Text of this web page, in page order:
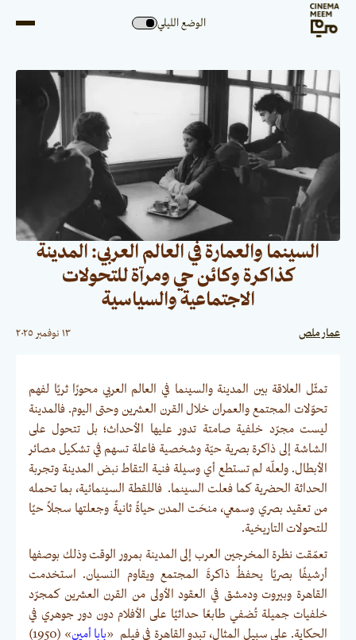
الوضع الليلي
السينما والعمارة في العالم العربي: المدينة
كذاكرة وكائن حي ومرآة للتحولات
الاجتماعية والسياسية
عمار ملص ١٣ نوفمبر ٢٠٢٥
تمثّل العلاقة بين المدينة والسينما في العالم العربي محورًا ثريًا لفهم
تحوّلات المجتمع والعمران خلال القرن العشرين وحتى اليوم. فالمدينة
ليست مجرّد خلفية صامتة تدور عليها الأحداث؛ بل تتحول على
الشاشة إلى ذاكرة بصرية حيّة وشخصية فاعلة تسهم في تشكيل مصائر
الأبطال. ولعلّه لم تستطع أي وسيلة فنية التقاط نبض المدينة وتجربة
الحداثة الحضرية كما فعلت السينما. فاللقطة السينمائية، بما تحمله
من تعقيد بصري وسمعي، منحَت المدن حياةً ثانيةً وجعلتها سجلاً حيًا
للتحولات التاريخية.
تعمّقت نظرة المخرجين العرب إلى المدينة بمرور الوقت وذلك بوصفها
أرشيفًا بصريًا يحفظُ ذاكرةَ المجتمع ويقاوم النسيان. استخدمت
القاهرة وبيروت ودمشق في العقود الأولى من القرن العشرين كمجرّد
خلفيات جميلة تُضفي طابعًا حداثيًا على الأفلام دون دور جوهري في
الحكاية. على سبيل المثال، تبدو القاهرة في فيلم «بابا أمين
» (1950)